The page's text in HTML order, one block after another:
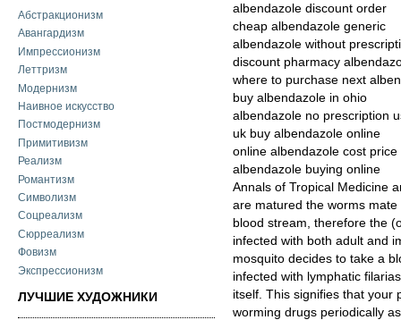
Абстракционизм
Авангардизм
Импрессионизм
Леттризм
Модернизм
Наивное искусство
Постмодернизм
Примитивизм
Реализм
Романтизм
Символизм
Соцреализм
Сюрреализм
Фовизм
Экспрессионизм
ЛУЧШИЕ ХУДОЖНИКИ
albendazole discount order
cheap albendazole generic
albendazole without
discount pharmacy
where to purchase next
buy albendazole in ohio
albendazole no prescription
uk buy albendazole online
online albendazole cost price
albendazole buying online
Annals of Tropical Medicine
are matured the worms
blood stream, therefore the
infected with both adult and
mosquito decides to take a
infected with lymphatic
itself. This signifies that your
worming drugs periodically